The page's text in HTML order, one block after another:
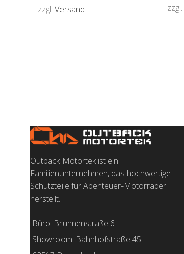
zzgl. Versand
zzgl.
Outback Motortek ist ein
Familienunternehmen, das hochwertige
Schutzteile für Abenteuer-Motorräder
herstellt.
Büro: Brunnenstraße 6
Showroom: Bahnhofstraße 45